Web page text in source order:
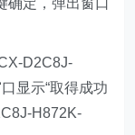
D2C8J-
显示“取得成功
H872K-